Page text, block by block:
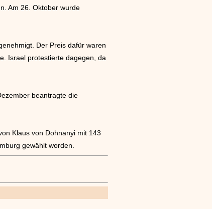
Am 26. Oktober wurde
Der Preis dafür waren
Israel protestierte dagegen, da
beantragte die
Klaus von Dohnanyi mit 143
gewählt worden.